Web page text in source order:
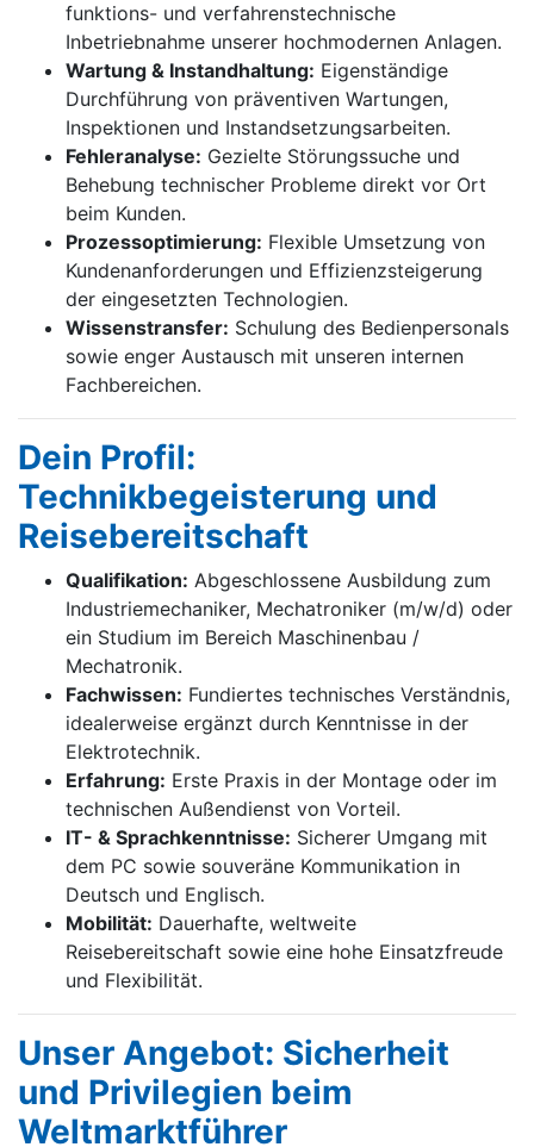
funktions- und verfahrenstechnische
Inbetriebnahme unserer hochmodernen Anlagen.
Wartung & Instandhaltung: Eigenständige
Durchführung von präventiven Wartungen,
Inspektionen und Instandsetzungsarbeiten.
Fehleranalyse: Gezielte Störungssuche und
Behebung technischer Probleme direkt vor Ort
beim Kunden.
Prozessoptimierung: Flexible Umsetzung von
Kundenanforderungen und Effizienzsteigerung
der eingesetzten Technologien.
Wissenstransfer: Schulung des Bedienpersonals
sowie enger Austausch mit unseren internen
Fachbereichen.
Dein Profil:
Technikbegeisterung und
Reisebereitschaft
Qualifikation: Abgeschlossene Ausbildung zum
Industriemechaniker, Mechatroniker (m/w/d) oder
ein Studium im Bereich Maschinenbau /
Mechatronik.
Fachwissen: Fundiertes technisches Verständnis,
idealerweise ergänzt durch Kenntnisse in der
Elektrotechnik.
Erfahrung: Erste Praxis in der Montage oder im
technischen Außendienst von Vorteil.
IT- & Sprachkenntnisse: Sicherer Umgang mit
dem PC sowie souveräne Kommunikation in
Deutsch und Englisch.
Mobilität: Dauerhafte, weltweite
Reisebereitschaft sowie eine hohe Einsatzfreude
und Flexibilität.
Unser Angebot: Sicherheit
und Privilegien beim
Weltmarktführer